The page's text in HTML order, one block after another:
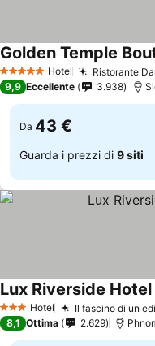
5 Stelle Hotel Ristorante
Golden Temple
9,9 Eccellente 3.938
Da 43 €
Guarda i prezzi di 9 siti
3 StelleHotel Il fascino di un
Lux Riverside
8,1 Ottima 2.629